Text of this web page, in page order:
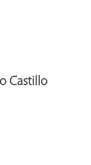
Castillo